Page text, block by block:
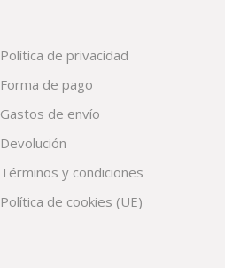
Política de privacidad
Forma de pago
Gastos de envío
Devolución
Términos y condiciones
Política de cookies (UE)